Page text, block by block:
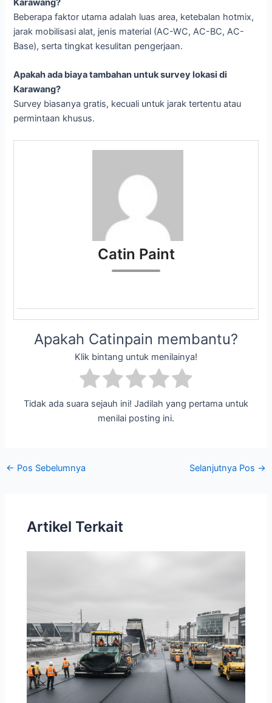
Karawang?
Beberapa faktor utama adalah luas area, ketebalan hotmix,
jarak mobilisasi alat, jenis material (AC-WC, AC-BC, AC-
Base), serta tingkat kesulitan pengerjaan.
Apakah ada biaya tambahan untuk survey lokasi di
Karawang?
Survey biasanya gratis, kecuali untuk jarak tertentu atau
permintaan khusus.
Catin Paint
Apakah Catinpain membantu?
Klik bintang untuk menilainya!
Tidak ada suara sejauh ini! Jadilah yang pertama untuk
menilai posting ini.
Post
← Pos Sebelumnya Selanjutnya Pos →
Artikel Terkait